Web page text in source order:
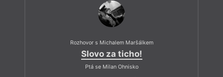
Rozhovor s Michalem Maršálkem
Slovo za ticho!
Ptá se Milan Ohnisko